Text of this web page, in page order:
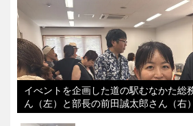
イべントを企画した道の駅むなかた総
ん（左）と部長の前田誠太郎さん（右）